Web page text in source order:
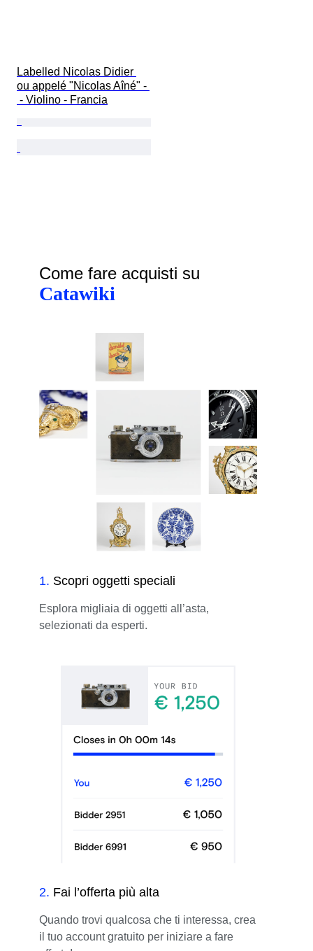
Labelled Nicolas Didier
ou appelé "Nicolas Aîné" -
- Violino - Francia
Come fare acquisti su
Catawiki
1. Scopri oggetti speciali
Esplora migliaia di oggetti all’asta,
selezionati da esperti.
2. Fai l’offerta più alta
Quando trovi qualcosa che ti interessa, crea
il tuo account gratuito per iniziare a fare